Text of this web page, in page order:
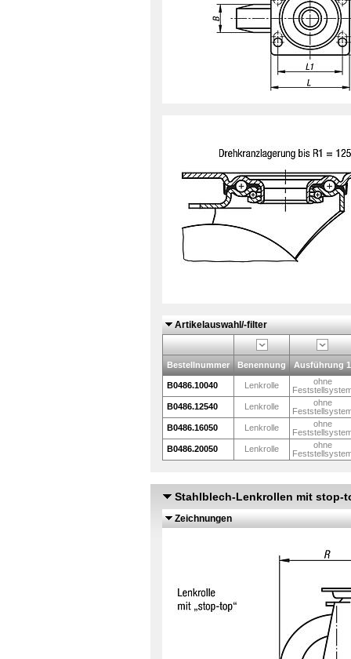
Artikelauswahl/-filter
Bestellnummer Benennung Ausführung 1
B0486.10040 Lenkrolle
ohne
B0486.12540
Lenkrolle
ohne
B0486.16050
Lenkrolle
ohne
B0486.20050
Lenkrolle
ohne
Stahlblech-Lenkrollen mit stop-
Zeichnungen